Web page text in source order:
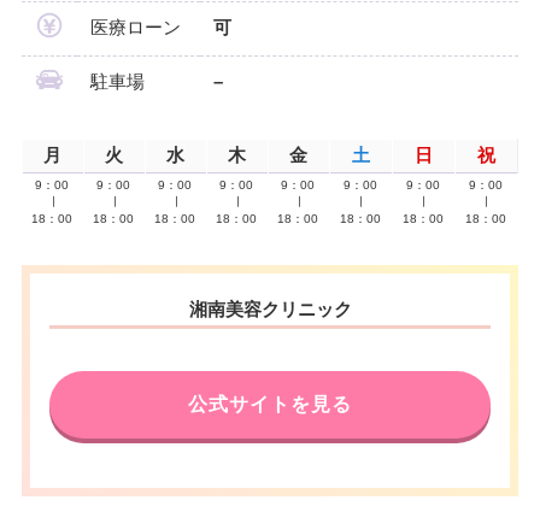
医療ローン 可
駐車場 –
月 火 水 木 金 土 日 祝
9：00
18：00
9：00
18：00
9：00
18：00
9：00
18：00
9：00
18：00
9：00
18：00
9：00
18：00
9：00
18：00
湘南美容クリニック
公式サイトを見る